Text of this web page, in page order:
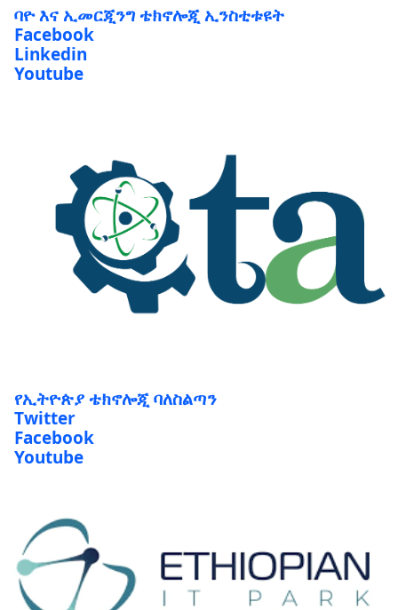
ባዮ እና ኢመርጂንግ ቴክኖሎጂ ኢንስቲቱዩት
Facebook
Linkedin
Youtube
የኢትዮጵያ ቴክኖሎጂ ባለስልጣን
Twitter
Facebook
Youtube